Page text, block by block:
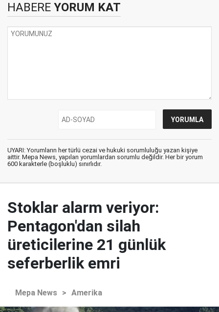
HABERE YORUM KAT
UYARI: Yorumların her türlü cezai ve hukuki sorumluluğu yazan kişiye
aittir. Mepa News, yapılan yorumlardan sorumlu değildir. Her bir yorum
600 karakterle (boşluklu) sınırlıdır.
Stoklar alarm veriyor:
Pentagon'dan silah
üreticilerine 21 günlük
seferberlik emri
Mepa News > Amerika